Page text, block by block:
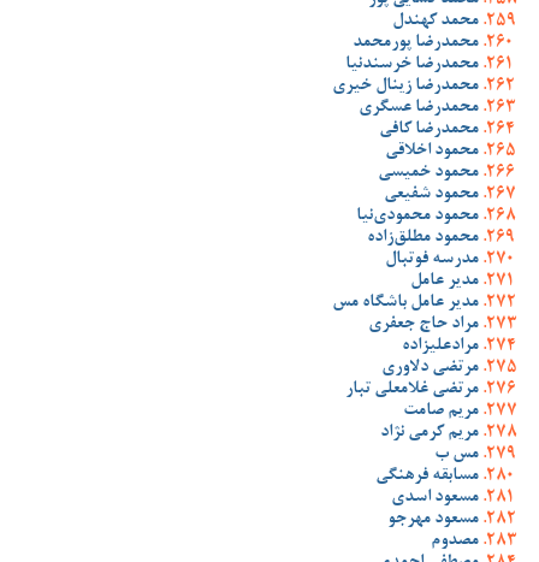
محمد کهندل
محمدرضا پورمحمد
محمدرضا خرسندنیا
محمدرضا زینال خیری
محمدرضا عسگری
محمدرضا کافی
محمود اخلاقی
محمود خمیسی
محمود شفیعی
محمود محمودی‌نیا
محمود مطلق‌زاده
مدرسه فوتبال
مدیر عامل
مدیر عامل باشگاه مس
مراد حاج جعفری
مرادعلیزاده
مرتضی دلاوری
مرتضی غلامعلی تبار
مریم صامت
مریم کرمی نژاد
مس ب
مسابقه فرهنگی
مسعود اسدی
مسعود مهرجو
مصدوم